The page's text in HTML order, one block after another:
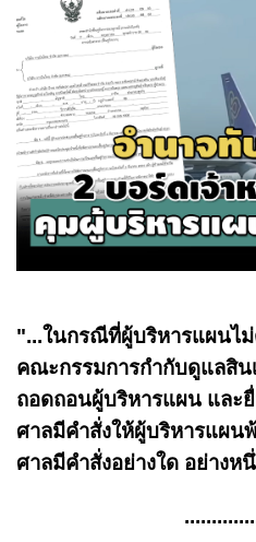
"...ในกรณีที่ผู้บริหารแผนไ
คณะกรรมการกำกับดูแลสิน
ถอดถอนผู้บริหารแผน และ
ศาลมีคำสั่งให้ผู้บริหารแผน
ศาลมีคำสั่งอย่างใด อย่างห